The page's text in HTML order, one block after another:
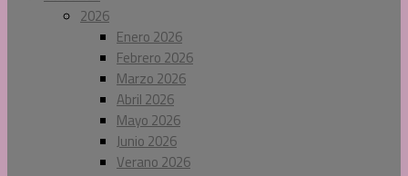
2026
Enero 2026
Febrero 2026
Marzo 2026
Abril 2026
Mayo 2026
Junio 2026
Verano 2026